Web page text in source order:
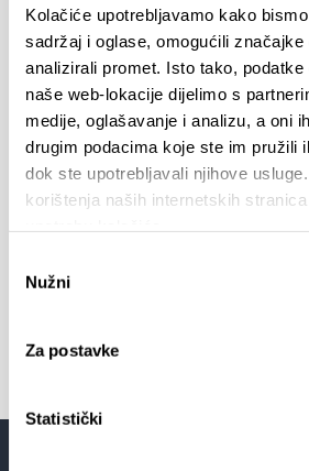
Kolačiće upotrebljavamo kako
sadržaj i oglase, omogućili
analizirali promet. Isto tako, podatke
naše web-lokacije dijelimo s
medije, oglašavanje i analizu, a oni
drugim podacima koje ste im pružili
dok ste upotrebljavali njihove
korištenja naših internetskih
pristanka
Nužni
Za postavke
Statistički
- 31/12/26
CITY OF SPLIT EVENT
18/06/26- 24/09/26
15th SUMMER CHARMS OF
MUSIC